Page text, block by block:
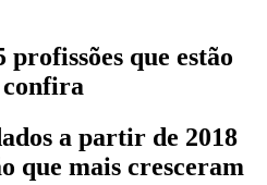
que estão
confira
a partir de 2018
que mais cresceram